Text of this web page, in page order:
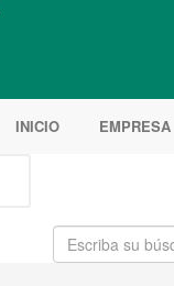
INICIO EMPRESA